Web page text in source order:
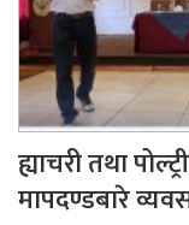
ह्याचरी तथा
मापदण्डबारे